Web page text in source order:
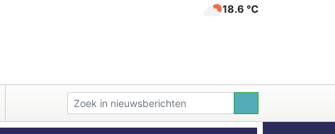
18.6 ℃